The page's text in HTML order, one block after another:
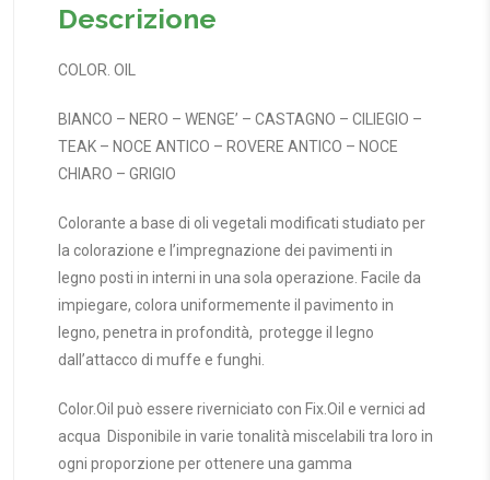
Descrizione
COLOR. OIL
BIANCO – NERO – WENGE’ – CASTAGNO – CILIEGIO –
TEAK – NOCE ANTICO – ROVERE ANTICO – NOCE
CHIARO – GRIGIO
Colorante a base di oli vegetali modificati studiato per
la colorazione e l’impregnazione dei pavimenti in
legno posti in interni in una sola operazione. Facile da
impiegare, colora uniformemente il pavimento in
legno, penetra in profondità, protegge il legno
dall’attacco di muffe e funghi.
Color.Oil può essere riverniciato con Fix.Oil e vernici ad
acqua Disponibile in varie tonalità miscelabili tra loro in
ogni proporzione per ottenere una gamma